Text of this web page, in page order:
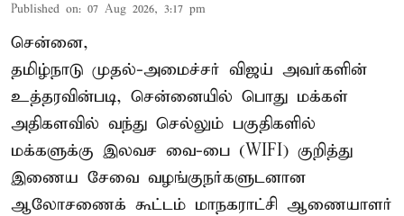
Published on: 07 Aug 2026, 3:17 pm
சென்னை,
தமிழ்நாடு முதல்-அமைச்சர் விஜய் அவர்களின்
உத்தரவின்படி, சென்னையில் பொது மக்கள்
அதிகளவில் வந்து செல்லும் பகுதிகளில்
மக்களுக்கு இலவச வை-பை (WIFI) குறித்து
இணைய சேவை வழங்குநர்களுடனான
ஆலோசணைக் கூட்டம் மாநகராட்சி ஆணையாளர்